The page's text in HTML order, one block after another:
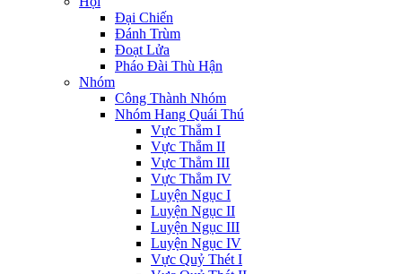
Đại Chiến
Đánh Trùm
Đoạt Lửa
Pháo Đài Thù Hận
Nhóm
Công Thành Nhóm
Nhóm Hang Quái Thú
Vực Thẳm I
Vực Thẳm II
Vực Thẳm III
Vực Thẳm IV
Luyện Ngục I
Luyện Ngục II
Luyện Ngục III
Luyện Ngục IV
Vực Quỷ Thét I